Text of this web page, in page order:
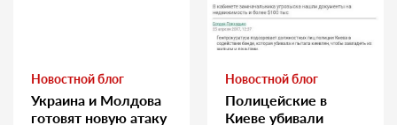
Новостной блог
Украина и Молдова
готовят новую атаку
Новостной блог
Полицейские в
Киеве убивали